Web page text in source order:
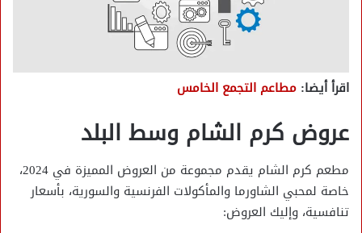
اقرأ أيضا: مطاعم التجمع الخامس
عروض كرم الشام وسط البلد
مطعم كرم الشام يقدم مجموعة من العروض المميزة في 2024،
خاصة لمحبي الشاورما والمأكولات الفرنسية والسورية، بأسعار
تنافسية، وإليك العروض: